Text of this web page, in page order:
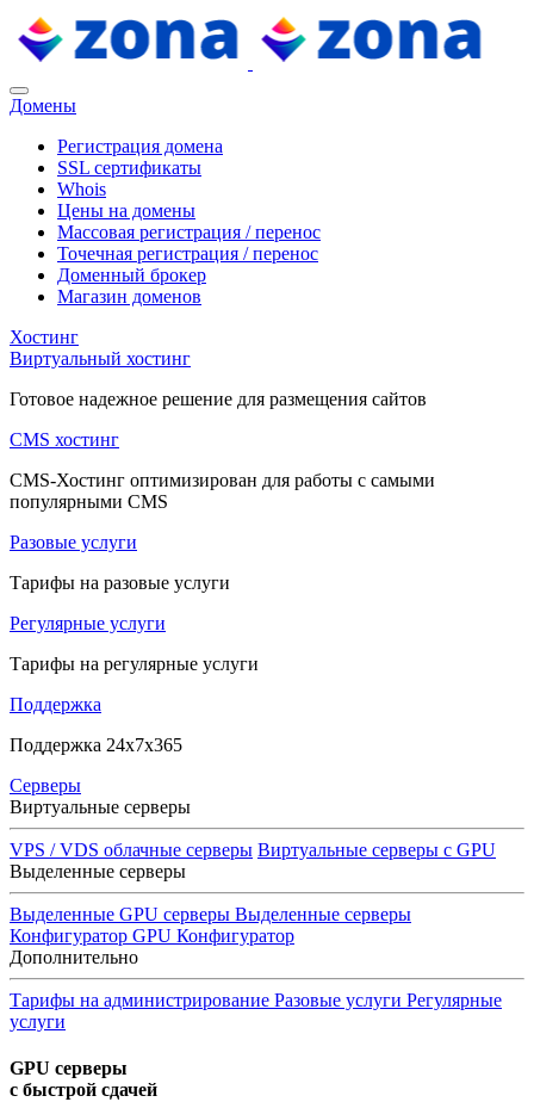
Домены
Регистрация домена
SSL сертификаты
Whois
Цены на домены
Массовая регистрация / перенос
Точечная регистрация / перенос
Доменный брокер
Магазин доменов
Хостинг
Виртуальный хостинг
Готовое надежное решение для размещения сайтов
CMS хостинг
CMS-Хостинг оптимизирован для работы с самыми
популярными CMS
Разовые услуги
Тарифы на разовые услуги
Регулярные услуги
Тарифы на регулярные услуги
Поддержка
Поддержка 24x7x365
Серверы
Виртуальные серверы
VPS / VDS облачные серверы Виртуальные серверы с GPU
Выделенные серверы
Выделенные GPU серверы Выделенные серверы
Конфигуратор GPU Конфигуратор
Дополнительно
Тарифы на администрирование Разовые услуги Регулярные
услуги
GPU серверы
с быстрой сдачей